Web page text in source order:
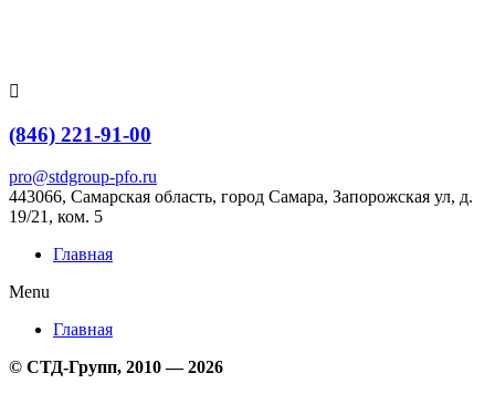
(846) 221-91-00
pro@stdgroup-pfo.ru
443066, Самарская область, город Самара, Запорожская ул, д.
19/21, ком. 5
Главная
Menu
Главная
© СТД-Групп, 2010 — 2026